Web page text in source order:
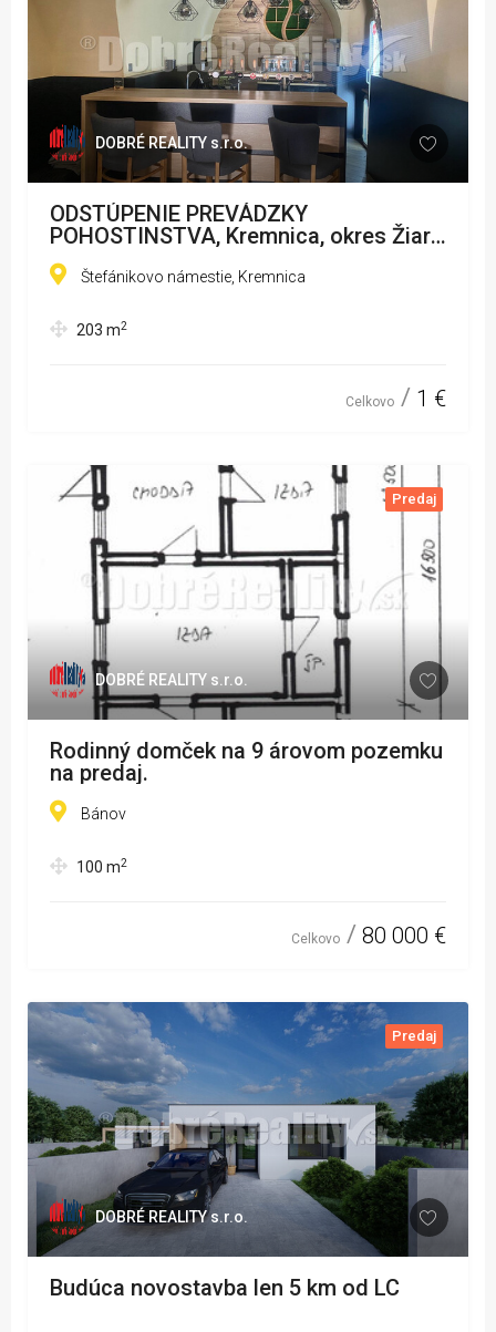
DOBRÉ REALITY s.r.o.
ODSTÚPENIE PREVÁDZKY
POHOSTINSTVA, Kremnica, okres Žiar
nad Hronom
Štefánikovo námestie, Kremnica
203 m2
Celkovo 1 €
Predaj
DOBRÉ REALITY s.r.o.
Rodinný domček na 9 árovom pozemku
na predaj.
Bánov
100 m2
Celkovo 80 000 €
Predaj
DOBRÉ REALITY s.r.o.
Budúca novostavba len 5 km od LC